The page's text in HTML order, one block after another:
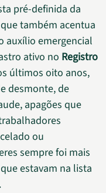
pré-definida da
que também acentua
auxílio emergencial
ativo no Registro
últimos oito anos,
desmonte, de
apagões que
ou
sempre foi mais
estavam na lista